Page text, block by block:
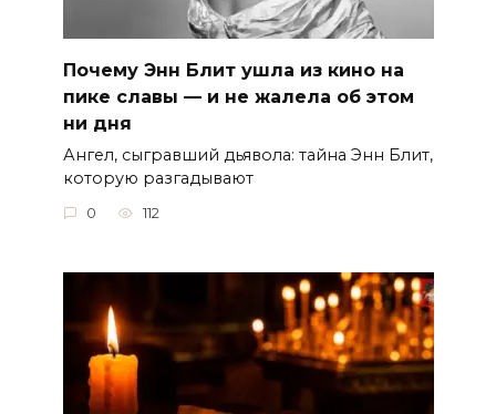
Почему Энн Блит ушла из кино на
пике славы — и не жалела об этом
ни дня
Ангел, сыгравший дьявола: тайна Энн Блит,
которую разгадывают
0 112